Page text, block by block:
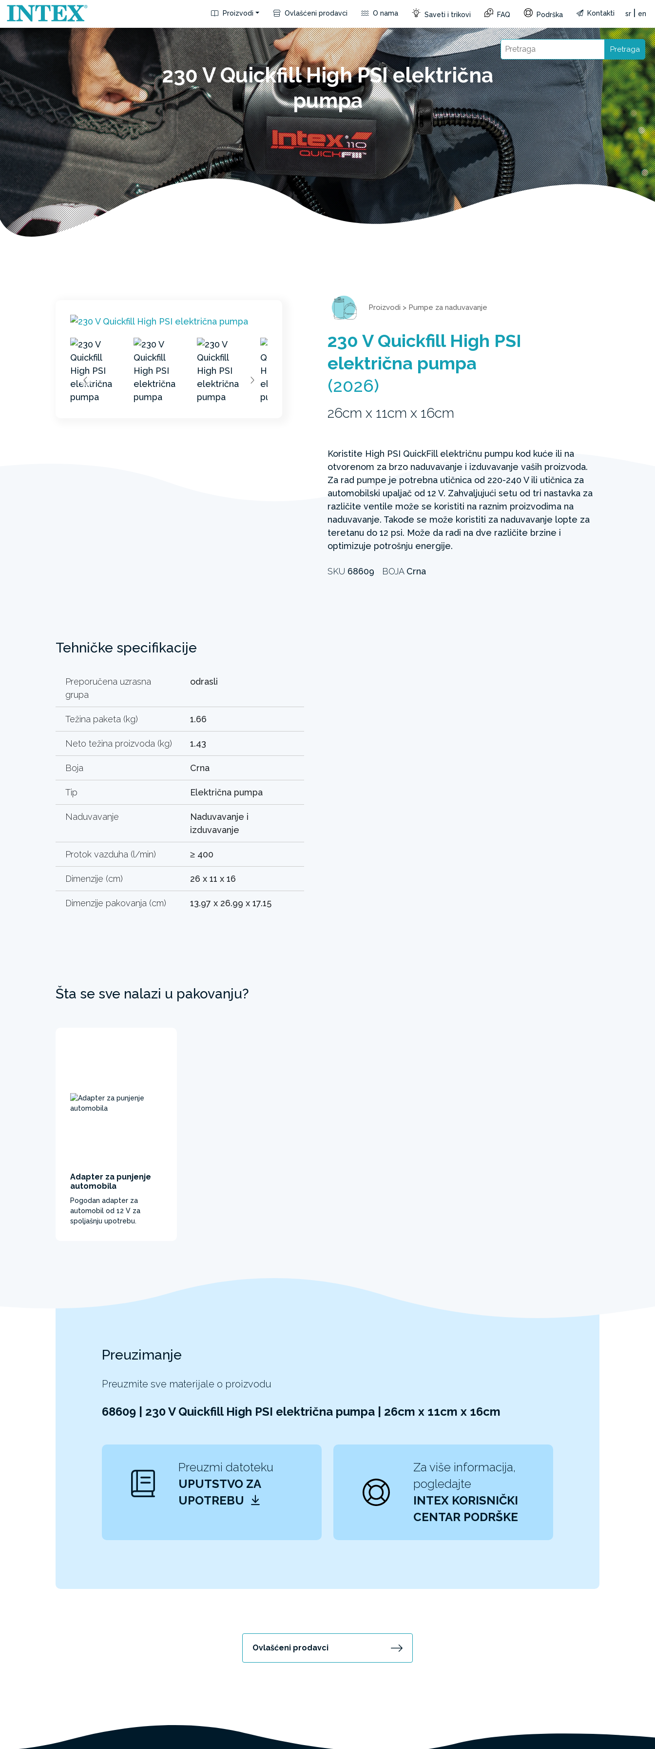
Proizvodi Ovlašćeni prodavci O nama Saveti i trikovi FAQ Podrška Kontakti sr en
Pretraga
230 V Quickfill High PSI električna
pumpa
Proizvodi > Pumpe za naduvavanje
230 V Quickfill High PSI
električna pumpa
(2026)
26cm x 11cm x 16cm
Koristite High PSI QuickFill električnu pumpu kod kuće ili na
otvorenom za brzo naduvavanje i izduvavanje vaših proizvoda.
Za rad pumpe je potrebna utičnica od 220-240 V ili utičnica za
automobilski upaljač od 12 V. Zahvaljujući setu od tri nastavka za
različite ventile može se koristiti na raznim proizvodima na
naduvavanje. Takođe se može koristiti za naduvavanje lopte za
teretanu do 12 psi. Može da radi na dve različite brzine i
optimizuje potrošnju energije.
SKU 68609 BOJA Crna
Tehničke specifikacije
Preporučena uzrasna
grupa
odrasli
Težina paketa (kg) 1.66
Neto težina proizvoda (kg) 1.43
Boja Crna
Tip Električna pumpa
Naduvavanje
Naduvavanje i
izduvavanje
Protok vazduha (l/min) ≥ 400
Dimenzije (cm) 26 x 11 x 16
Dimenzije pakovanja (cm) 13.97 x 26.99 x 17.15
Šta se sve nalazi u pakovanju?
Adapter za punjenje
automobila
Pogodan adapter za
automobil od 12 V za
spoljašnju upotrebu.
Preuzimanje
Preuzmite sve materijale o proizvodu
68609 | 230 V Quickfill High PSI električna pumpa | 26cm x 11cm x 16cm
Preuzmi datoteku
UPUTSTVO ZA
UPOTREBU
Za više informacija,
pogledajte
INTEX KORISNIČKI
CENTAR PODRŠKE
Ovlašćeni prodavci